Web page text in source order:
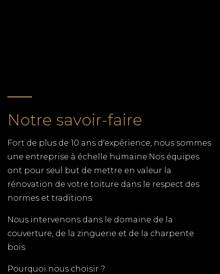
cuisine et des menuisiers qualifiés pour tous les
COUVERTURE MEDIS
Spécialiste de la couverture à Médis, TPG
RENOVATION intervient rapidement pour votre
réfection de toiture. Contactez-nous pour qu'une
équipe de spécialiste puisse venir vous conseiller
sur place et ainsi vous proposer un devis au
meilleur tarif.
ZINGUERIE ARVERT
Notre savoir-faire
Fort de plus de 10 ans d'expérience, nous sommes
une entreprise à échelle humaine.Nos équipes
ont pour seul but de mettre en valeur la
rénovation de votre toiture dans le respect des
normes et traditions.
Nous intervenons dans le domaine de la
couverture, de la zinguerie et de la charpente
bois.
Pourquoi nous choisir ?